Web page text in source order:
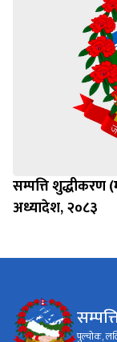
सम्पत्ति शुद्धीकरण
अध्यादेश, २०८३
पुल्चोक,